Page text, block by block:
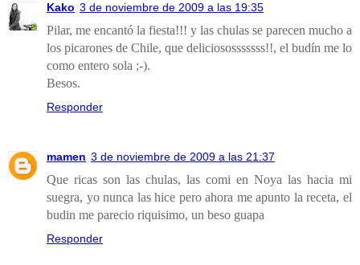
Kako 3 de noviembre de 2009 a las 19:35
Pilar, me encantó la fiesta!!! y las chulas se parecen mucho a
los picarones de Chile, que deliciososssssss!!, el budín me lo
como entero sola ;-).
Besos.
Responder
mamen 3 de noviembre de 2009 a las 21:37
Que ricas son las chulas, las comi en Noya las hacia mi
suegra, yo nunca las hice pero ahora me apunto la receta, el
budin me parecio riquisimo, un beso guapa
Responder